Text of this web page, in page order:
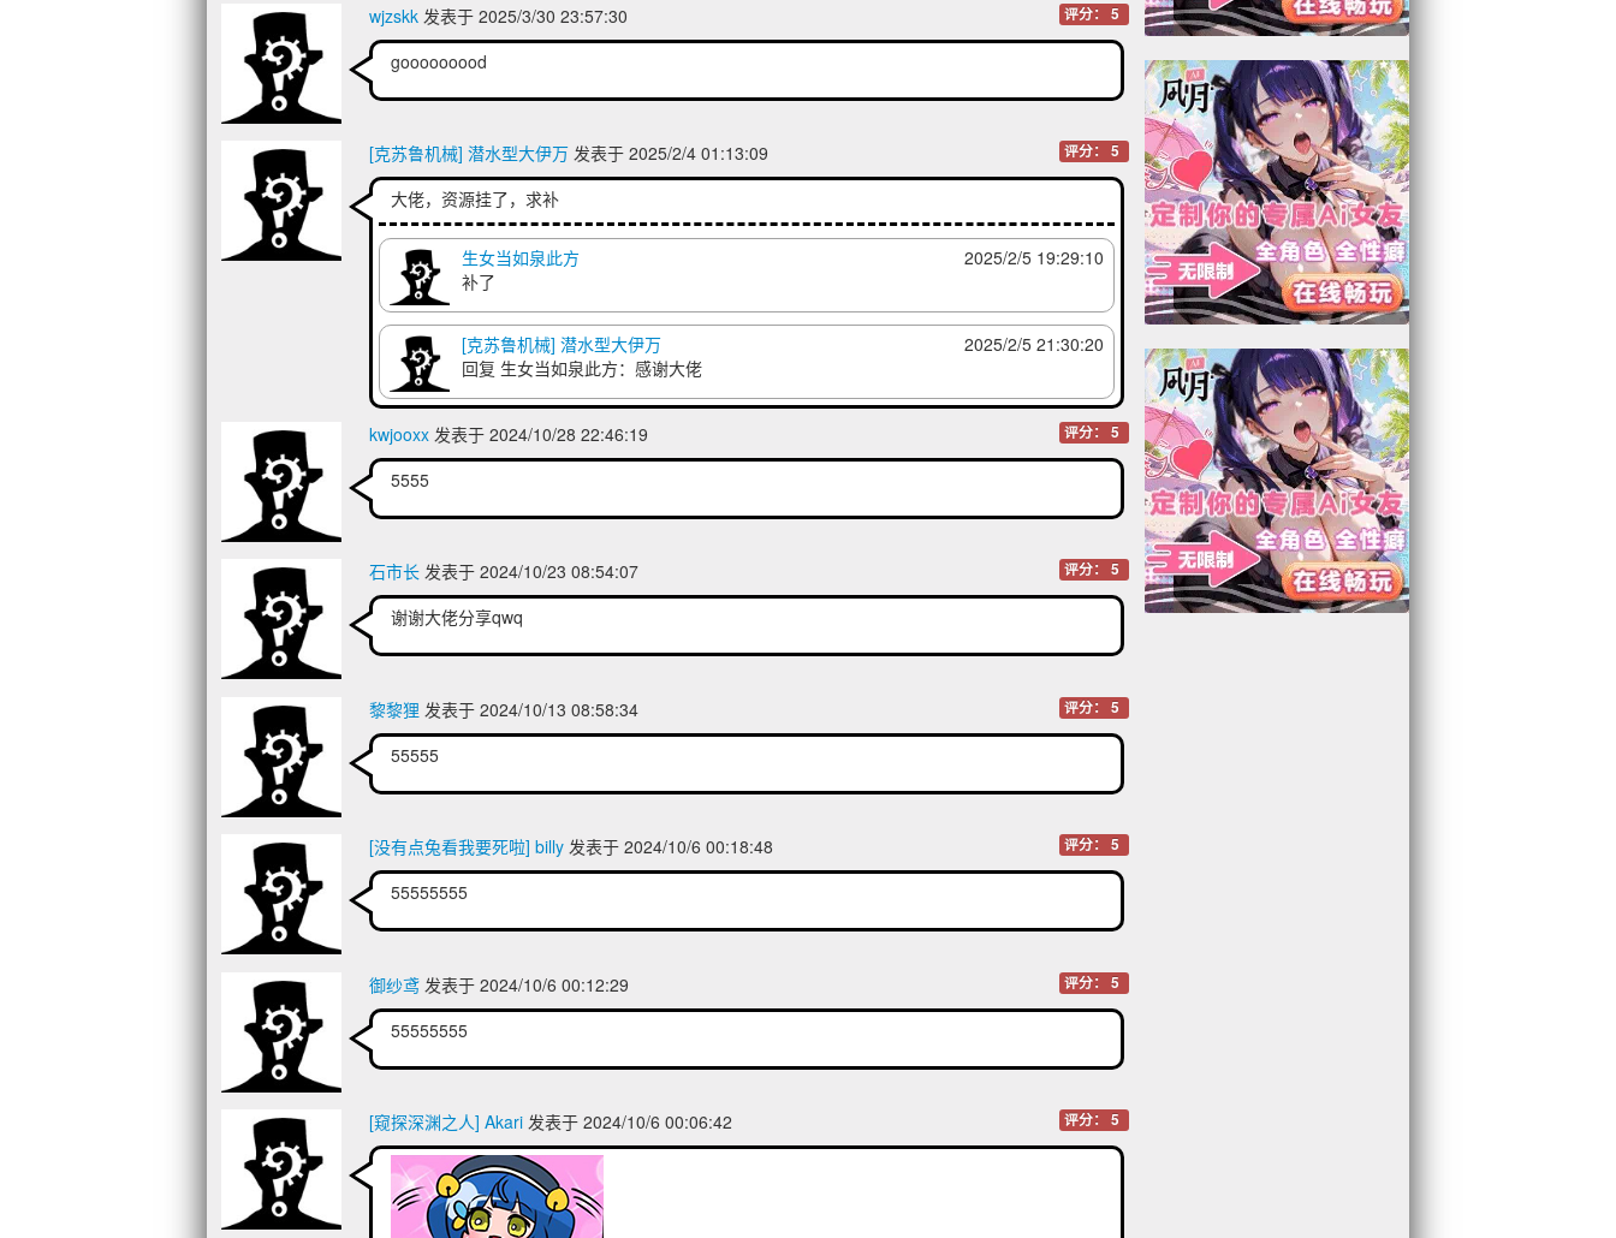
wjzskk发表于 2025/3/30 23:57:30 评分： 5
gooooooood
[克苏鲁机械] 潜水型大伊万发表于 2025/2/4 01:13:09 评分： 5
大佬，资源挂了，求补
2025/2/5 19:29:10
生女当如泉此方
补了
2025/2/5 21:30:20
[克苏鲁机械] 潜水型大伊万
回复 生女当如泉此方：感谢大佬
kwjooxx发表于 2024/10/28 22:46:19 评分： 5
5555
石市长发表于 2024/10/23 08:54:07 评分： 5
谢谢大佬分享qwq
黎黎狸 发表于 2024/10/13 08:58:34 评分： 5
55555
[没有点兔看我要死啦] billy发表于 2024/10/6 00:18:48 评分： 5
55555555
御纱鸢发表于 2024/10/6 00:12:29 评分： 5
55555555
[窥探深渊之人] Akari发表于 2024/10/6 00:06:42 评分： 5